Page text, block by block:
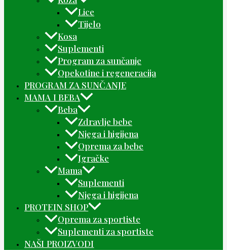
Lice
Tijelo
Kosa
Suplementi
Program za sunčanje
Opekotine i regeneracija
PROGRAM ZA SUNČANJE
MAMA I BEBA
Beba
Zdravlje bebe
Njega i higijena
Oprema za bebe
Igračke
Mama
Suplementi
Njega i higijena
PROTEIN SHOP
Oprema za sportiste
Suplementi za sportiste
NAŠI PROIZVODI